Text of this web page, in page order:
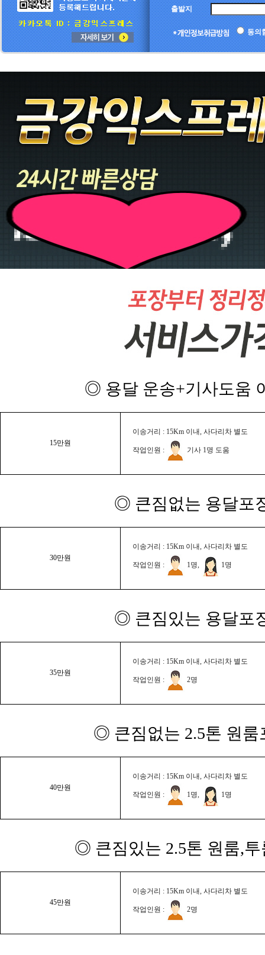
출발지
동의
◎ 용달 운송+기사도움
15만원
이송거리 : 15Km 이내, 사다리차 별도
작업인원 : 기사 1명 도움
◎ 큰짐없는 용달포
30만원
이송거리 : 15Km 이내, 사다리차 별도
작업인원 : 1명, 1명
◎ 큰짐있는 용달포
35만원
이송거리 : 15Km 이내, 사다리차 별도
작업인원 : 2명
◎ 큰짐없는 2.5톤 원룸
40만원
이송거리 : 15Km 이내, 사다리차 별도
작업인원 : 1명, 1명
◎ 큰짐있는 2.5톤 원룸,
45만원
이송거리 : 15Km 이내, 사다리차 별도
작업인원 : 2명